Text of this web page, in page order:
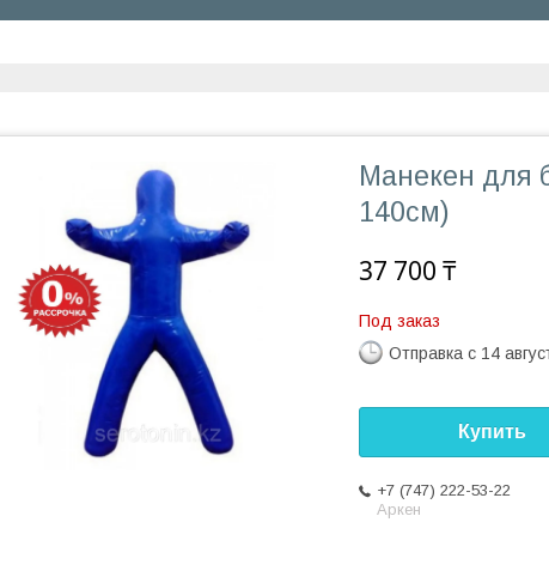
Манекен для
140см)
37 700 ₸
Под заказ
Отправка с 14
Купить
+7 (747) 222-53-22
Аркен